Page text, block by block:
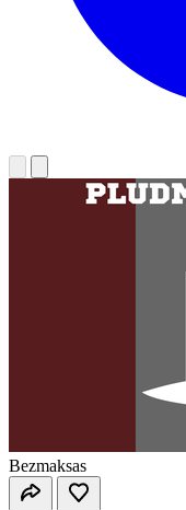
Bezmaksas